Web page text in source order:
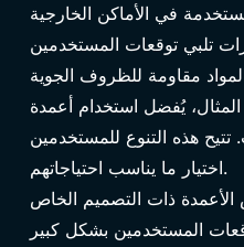
في الأماكن الخارجية
مقاومة للظروف الجوية
يُفضل استخدام أعمدة
تتيح هذه التنوع للمستخدمين
اختيار ما يناسب احتياجاتهم.
ذات التصميم الخاص